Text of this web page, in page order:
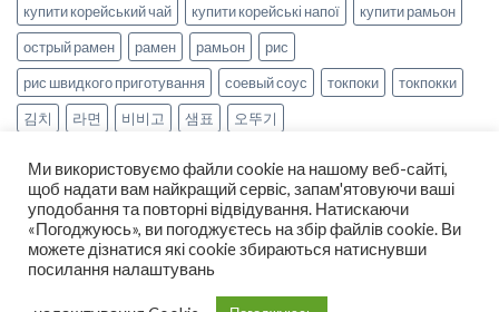
купити корейський чай
купити корейські напої
купити рамьон
острый рамен
рамен рамьон
рис
рис швидкого приготування
соевый соус токпоки
токпокки
김치
라면 비비고 샘표 오뚜기
НОВИНИ РЕЦЕПТИ
ОПЛАТА ТА ДОСТАВКА
ДОГОВІР ОФЕРТИ
Ми використовуємо файли cookie на нашому веб-сайті,
щоб надати вам найкращий сервіс, запам'ятовуючи ваші
уподобання та повторні відвідування. Натискаючи
«Погоджуюсь», ви погоджуєтесь на збір файлів cookie. Ви
можете дізнатися які cookie збираються натиснувши
посилання налаштувань